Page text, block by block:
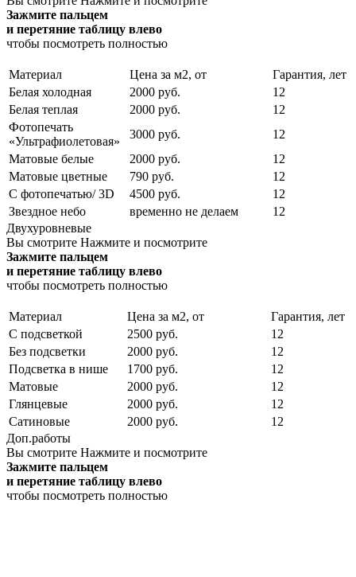
Зажмите пальцем
и перетяние таблицу влево
чтобы посмотреть полностью
Материал Цена за м2, от
Гарантия, лет
Белая холодная
2000 руб.
12
Белая теплая
2000 руб.
12
Фотопечать
«Ультрафиолетовая»
3000 руб.
12
Матовые белые
2000 руб.
12
Матовые цветные
790 руб.
12
С фотопечатью/ 3D
4500 руб.
12
Звездное небо
временно не делаем
12
Двухуровневые
Вы смотрите Нажмите и посмотрите
Зажмите пальцем
и перетяние таблицу влево
чтобы посмотреть полностью
Материал Цена за м2, от
Гарантия, лет
С подсветкой
2500 руб.
12
Без подсветки
2000 руб.
12
Подсветка в нише
1700 руб.
12
Матовые
2000 руб.
12
Глянцевые
2000 руб.
12
Сатиновые
2000 руб.
12
Доп.работы
Вы смотрите Нажмите и посмотрите
Зажмите пальцем
и перетяние таблицу влево
чтобы посмотреть полностью